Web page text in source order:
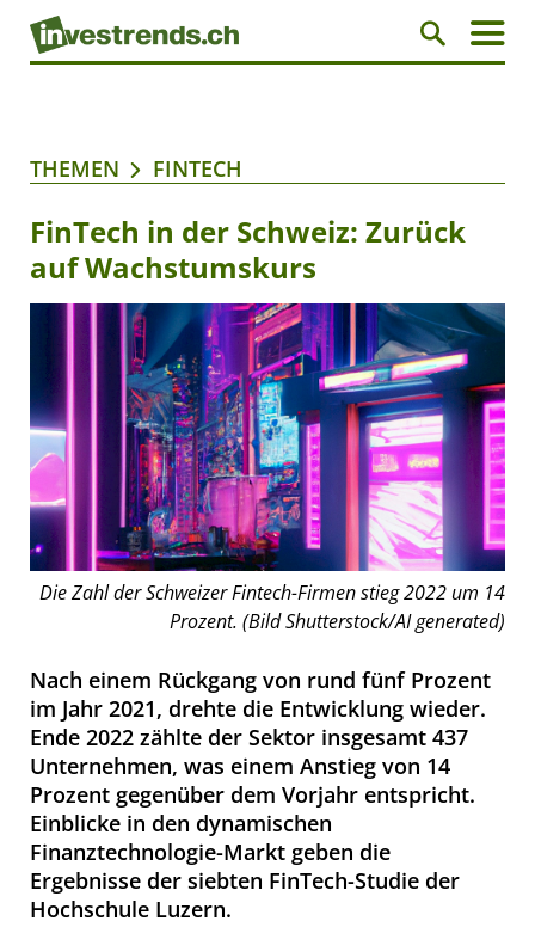
THEMEN FINTECH
FinTech in der Schweiz: Zurück
auf Wachstumskurs
Die Zahl der Schweizer Fintech-Firmen stieg 2022 um 14
Prozent. (Bild Shutterstock/AI generated)
Nach einem Rückgang von rund fünf Prozent
im Jahr 2021, drehte die Entwicklung wieder.
Ende 2022 zählte der Sektor insgesamt 437
Unternehmen, was einem Anstieg von 14
Prozent gegenüber dem Vorjahr entspricht.
Einblicke in den dynamischen
Finanztechnologie-Markt geben die
Ergebnisse der siebten FinTech-Studie der
Hochschule Luzern.